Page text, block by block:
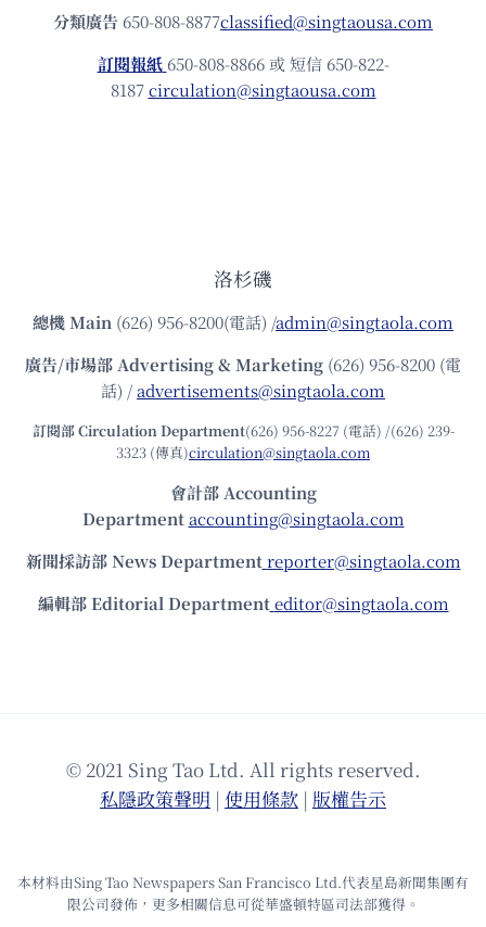
分類廣告 650-808-8877classified@singtaousa.com
訂閱報紙 650-808-8866 或 短信 650-822-
8187circulation@singtaousa.com
洛杉磯
總機Main (626) 956-8200(電話) /admin@singtaola.com
廣告/市場部Advertising & Marketing (626) 956-8200 (電
話) /advertisements@singtaola.com
訂閱部 Circulation Department(626) 956-8227 (電話) /(626) 239-
3323 (傳真)circulation@singtaola.com
會計部 Accounting
Department accounting@singtaola.com
新聞採訪部 News Department reporter@singtaola.com
編輯部 Editorial Department editor@singtaola.com
© 2021 Sing Tao Ltd. All rights reserved.
私隱政策聲明 | 使⽤條款 | 版權告⽰
本材料由Sing Tao Newspapers San Francisco Ltd.代表星島新聞集團有
限公司發佈，更多相關信息可從華盛頓特區司法部獲得。